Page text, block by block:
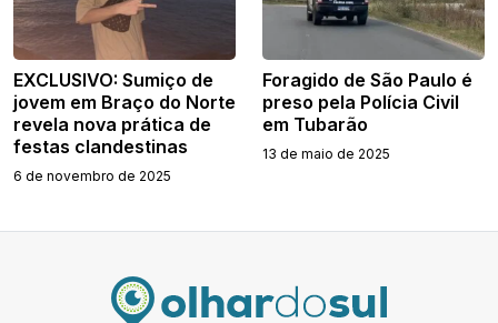
EXCLUSIVO: Sumiço de
jovem em Braço do Norte
revela nova prática de
festas clandestinas
6 de novembro de 2025
Foragido de São Paulo é
preso pela Polícia Civil
em Tubarão
13 de maio de 2025